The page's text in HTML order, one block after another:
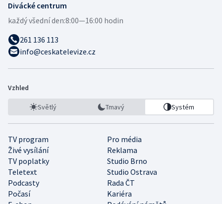
Divácké centrum
každý všední den:8:00—16:00 hodin
261 136 113
info@ceskatelevize.cz
Vzhled
Světlý Tmavý Systém
TV program
Pro média
Živé vysílání
Reklama
TV poplatky
Studio Brno
Teletext
Studio Ostrava
Podcasty
Rada ČT
Počasí
Kariéra